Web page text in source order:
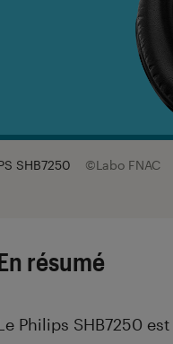
SHB7250 ©Labo FNAC
résumé
Philips SHB7250